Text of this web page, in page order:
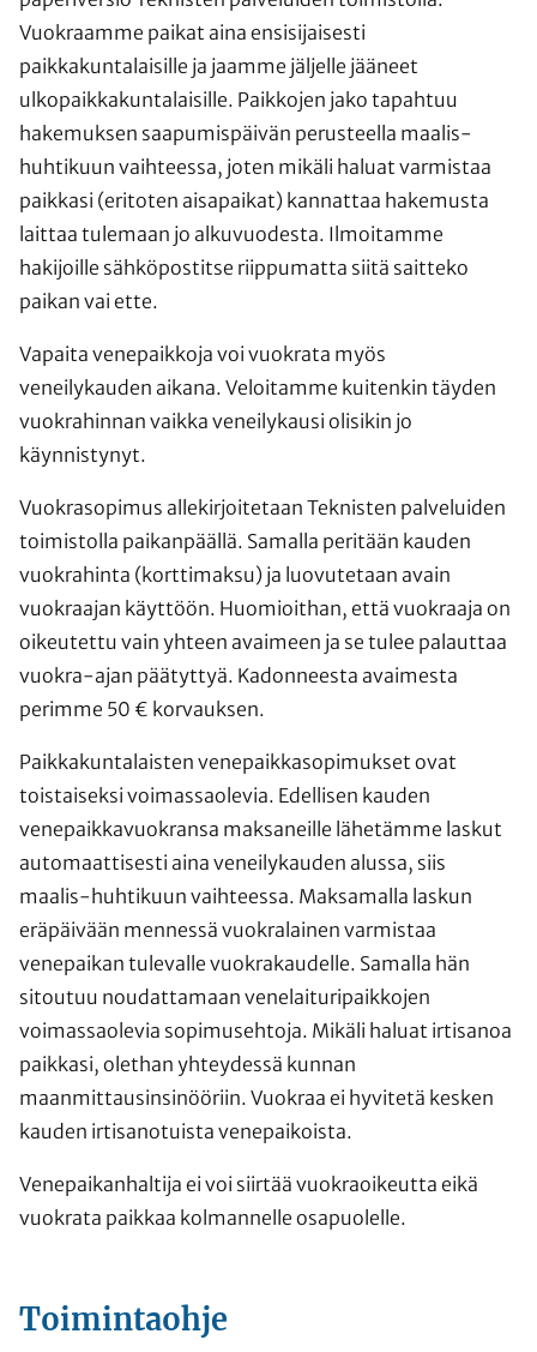
Vuokraamme paikat aina ensisijaisesti
paikkakuntalaisille ja jaamme jäljelle jääneet
ulkopaikkakuntalaisille. Paikkojen jako tapahtuu
hakemuksen saapumispäivän perusteella maalis-
huhtikuun vaihteessa, joten mikäli haluat varmistaa
paikkasi (eritoten aisapaikat) kannattaa hakemusta
laittaa tulemaan jo alkuvuodesta. Ilmoitamme
hakijoille sähköpostitse riippumatta siitä saitteko
paikan vai ette.
Vapaita venepaikkoja voi vuokrata myös
veneilykauden aikana. Veloitamme kuitenkin täyden
vuokrahinnan vaikka veneilykausi olisikin jo
käynnistynyt.
Vuokrasopimus allekirjoitetaan Teknisten palveluiden
toimistolla paikanpäällä. Samalla peritään kauden
vuokrahinta (korttimaksu) ja luovutetaan avain
vuokraajan käyttöön. Huomioithan, että vuokraaja on
oikeutettu vain yhteen avaimeen ja se tulee palauttaa
vuokra-ajan päätyttyä. Kadonneesta avaimesta
perimme 50 € korvauksen.
Paikkakuntalaisten venepaikkasopimukset ovat
toistaiseksi voimassaolevia. Edellisen kauden
venepaikkavuokransa maksaneille lähetämme laskut
automaattisesti aina veneilykauden alussa, siis
maalis-huhtikuun vaihteessa. Maksamalla laskun
eräpäivään mennessä vuokralainen varmistaa
venepaikan tulevalle vuokrakaudelle. Samalla hän
sitoutuu noudattamaan venelaituripaikkojen
voimassaolevia sopimusehtoja. Mikäli haluat irtisanoa
paikkasi, olethan yhteydessä kunnan
maanmittausinsinööriin. Vuokraa ei hyvitetä kesken
kauden irtisanotuista venepaikoista.
Venepaikanhaltija ei voi siirtää vuokraoikeutta eikä
vuokrata paikkaa kolmannelle osapuolelle.
Toimintaohje